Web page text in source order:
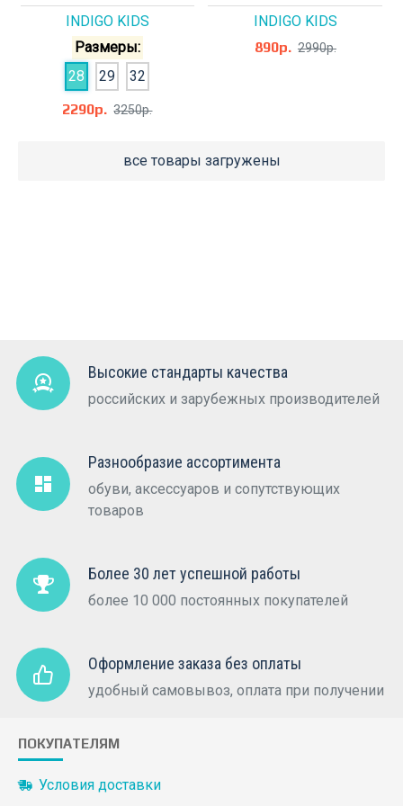
INDIGO KIDS
Размеры:
28
29
32
2290р. 3250р.
INDIGO KIDS
890р. 2990р.
все товары загружены
Высокие стандарты качества
российских и зарубежных производителей
Разнообразие ассортимента
обуви, аксессуаров и сопутствующих
товаров
Более 30 лет успешной работы
более 10 000 постоянных покупателей
Оформление заказа без оплаты
удобный самовывоз, оплата при получении
ПОКУПАТЕЛЯМ
Условия доставки